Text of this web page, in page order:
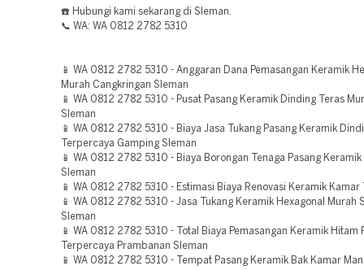
☎️ Hubungi kami sekarang di Sleman.
📞 WA: WA 0812 2782 5310
📱 WA 0812 2782 5310 - Anggaran Dana Pemasangan Keramik
Murah Cangkringan Sleman
📱 WA 0812 2782 5310 - Pusat Pasang Keramik Dinding Teras
Sleman
📱 WA 0812 2782 5310 - Biaya Jasa Tukang Pasang Keramik
Terpercaya Gamping Sleman
📱 WA 0812 2782 5310 - Biaya Borongan Tenaga Pasang Keramik
Sleman
📱 WA 0812 2782 5310 - Estimasi Biaya Renovasi Keramik
📱 WA 0812 2782 5310 - Jasa Tukang Keramik Hexagonal Murah
Sleman
📱 WA 0812 2782 5310 - Total Biaya Pemasangan Keramik Hitam
Terpercaya Prambanan Sleman
📱 WA 0812 2782 5310 - Tempat Pasang Keramik Bak Kamar